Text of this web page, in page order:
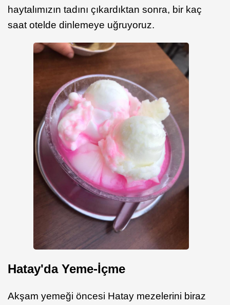
haytalımızın tadını çıkardıktan sonra, bir kaç
saat otelde dinlemeye uğruyoruz.
Hatay'da Yeme-İçme
Akşam yemeği öncesi Hatay mezelerini biraz